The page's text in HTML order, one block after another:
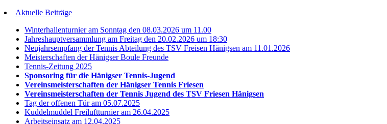
Aktuelle Beiträge
Winterhallenturnier am Sonntag den 08.03.2026 um 11.00
Jahreshauptversammlung am Freitag den 20.02.2026 um 18:30
Neujahrsempfang der Tennis Abteilung des TSV Freisen Hänigsen am 11.01.2026
Meisterschaften der Hänigser Boule Freunde
Tennis-Zeitung 2025
Sponsoring für die Hänigser Tennis-Jugend
Vereinsmeisterschaften der Hänigser Tennis Friesen
Vereinsmeisterschaften der Tennis Jugend des TSV Friesen Hänigsen
Tag der offenen Tür am 05.07.2025
Kuddelmuddel Freiluftturnier am 26.04.2025
Arbeitseinsatz am 12.04.2025